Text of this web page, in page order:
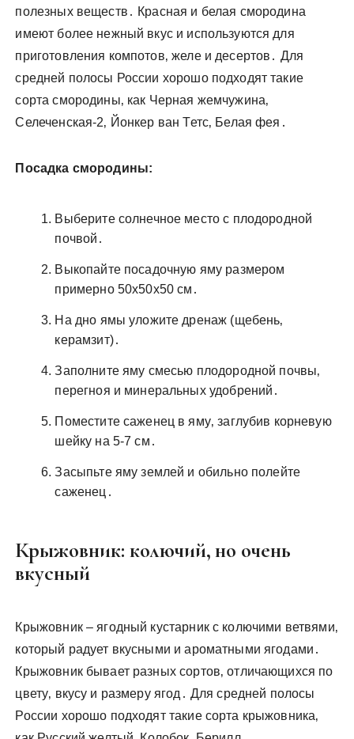
полезных веществ․ Красная и белая смородина
имеют более нежный вкус и используются для
приготовления компотов‚ желе и десертов․ Для
средней полосы России хорошо подходят такие
сорта смородины‚ как Черная жемчужина‚
Селеченская-2‚ Йонкер ван Тетс‚ Белая фея․
Посадка смородины:
Выберите солнечное место с плодородной
почвой․
Выкопайте посадочную яму размером
примерно 50x50x50 см․
На дно ямы уложите дренаж (щебень‚
керамзит)․
Заполните яму смесью плодородной почвы‚
перегноя и минеральных удобрений․
Поместите саженец в яму‚ заглубив корневую
шейку на 5-7 см․
Засыпьте яму землей и обильно полейте
саженец․
Крыжовник: колючий‚ но очень
вкусный
Крыжовник – ягодный кустарник с колючими ветвями‚
который радует вкусными и ароматными ягодами․
Крыжовник бывает разных сортов‚ отличающихся по
цвету‚ вкусу и размеру ягод․ Для средней полосы
России хорошо подходят такие сорта крыжовника‚